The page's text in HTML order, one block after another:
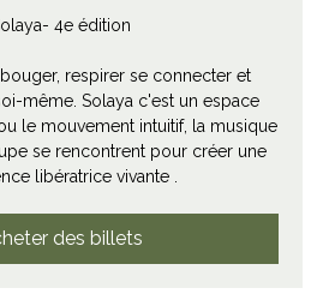
4e édition
respirer se connecter et
même. Solaya c'est un espace
le mouvement intuitif, la musique
se rencontrent pour créer une
libératrice vivante .
des billets